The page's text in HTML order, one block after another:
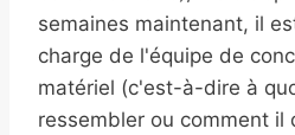
semaines maintenant, il
charge de l'équipe de
matériel (c'est-à-dire à
ressembler ou comment il